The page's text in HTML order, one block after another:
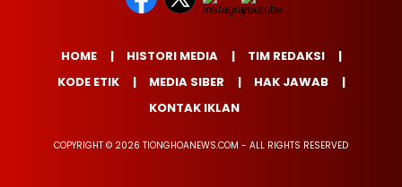
HOME HISTORI MEDIA
TIM REDAKSI
KODE ETIK
MEDIA SIBER
HAK JAWAB
KONTAK IKLAN
COPYRIGHT © 2026 TIONGHOANEWS.COM - ALL RIGHTS RESERVED